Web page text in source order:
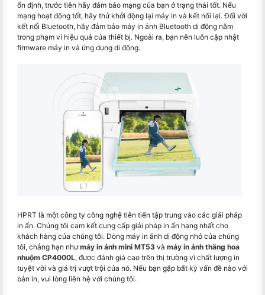
ổn định, trước tiên hãy đảm bảo mạng của bạn ở trạng thái tốt. Nếu
mạng hoạt động tốt, hãy thử khởi động lại máy in và kết nối lại. Đối với
kết nối Bluetooth, hãy đảm bảo máy in ảnh Bluetooth di động nằm
trong phạm vi hiệu quả của thiết bị. Ngoài ra, bạn nên luôn cập nhật
firmware máy in và ứng dụng di động.
HPRT là một công ty công nghệ tiên tiến tập trung vào các giải pháp
in ấn. Chúng tôi cam kết cung cấp giải pháp in ấn hạng nhất cho
khách hàng của chúng tôi. Dòng máy in ảnh di động nhỏ của chúng
tôi, chẳng hạn nhưmáy in ảnh mini MT53 và máy in ảnh thăng hoa
nhuộm CP4000L, được đánh giá cao trên thị trường vì chất lượng in
tuyệt vời và giá trị vượt trội của nó. Nếu bạn gặp bất kỳ vấn đề nào với
bản in, vui lòng liên hệ với chúng tôi.